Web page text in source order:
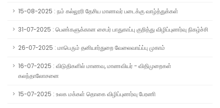
15-08-2025 : நம் கல்லூரி தேசிய மாணவர் படைக்கு வாழ்த்துக்கள்
31-07-2025 : பெண்களுக்கான சைபர் பாதுகாப்பு குறித்து விழிப்புணர்வு நிகழ்ச்சி
26-07-2025 : மாபெரும் தனியார்துறை வேலைவாய்ப்பு முகாம்
16-07-2025 : விடுதிகளில் மாணவ, மாணவியர் - விதிமுறைகள்
கலந்தாலோசனை
15-07-2025 : உலக மக்கள் தொகை விழிப்புணர்வு பேரணி